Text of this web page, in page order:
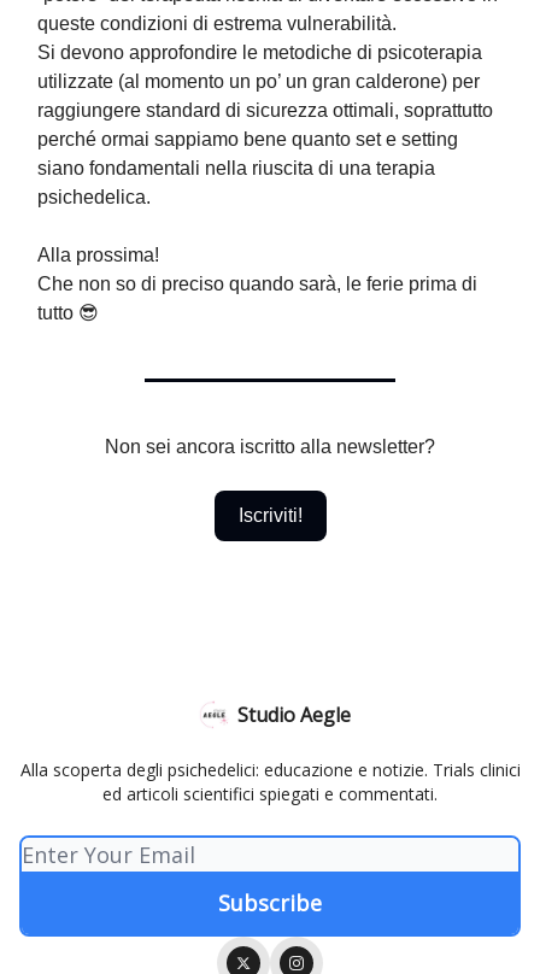
queste condizioni di estrema vulnerabilità.
Si devono approfondire le metodiche di psicoterapia
utilizzate (al momento un po’ un gran calderone) per
raggiungere standard di sicurezza ottimali, soprattutto
perché ormai sappiamo bene quanto set e setting
siano fondamentali nella riuscita di una terapia
psichedelica.
Alla prossima!
Che non so di preciso quando sarà, le ferie prima di
tutto 😎
Non sei ancora iscritto alla newsletter?
Iscriviti!
Studio Aegle
Alla scoperta degli psichedelici: educazione e notizie. Trials clinici
ed articoli scientifici spiegati e commentati.